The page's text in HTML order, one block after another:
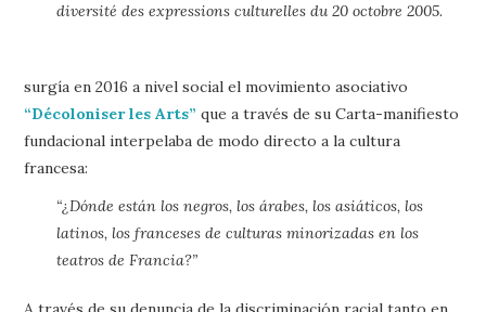
diversité des expressions culturelles du 20 octobre 2005.
surgía en 2016 a nivel social el movimiento asociativo
“Décoloniser les Arts” que a través de su Carta-manifiesto
fundacional interpelaba de modo directo a la cultura
francesa:
“¿Dónde están los negros, los árabes, los asiáticos, los
latinos, los franceses de culturas minorizadas en los
teatros de Francia?”